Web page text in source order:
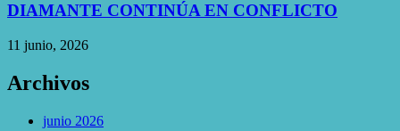
DIAMANTE CONTINÚA EN CONFLICTO
11 junio, 2026
Archivos
junio 2026